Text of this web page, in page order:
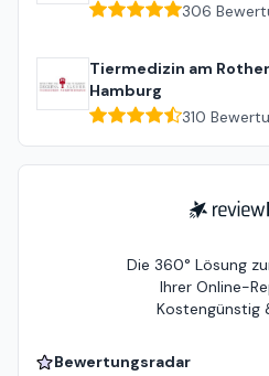
306
Tiermedizin am
Hamburg
310
Die 360° Lösung
Ihrer Online-
Kostengünstig
Bewertungsradar